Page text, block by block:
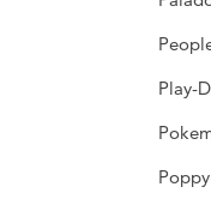
Play-